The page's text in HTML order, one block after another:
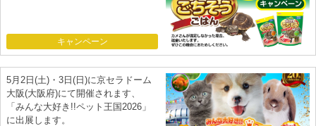
キャンペーン
5月2日(土)・3日(日)に京セラドーム
大阪(大阪府)にて開催されます、
「みんな大好き!!ペット王国2026」
に出展します。